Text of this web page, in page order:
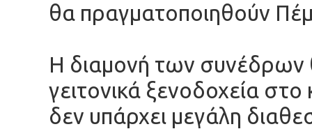
θα πραγματοποιηθούν
Η διαμονή των συνέδρων
γειτονικά ξενοδοχεία
δεν υπάρχει μεγάλη